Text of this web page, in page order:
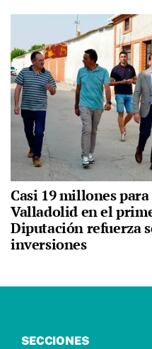
Casi 19 millones
Valladolid en el
Diputación refuerza
inversiones
SECCIONES